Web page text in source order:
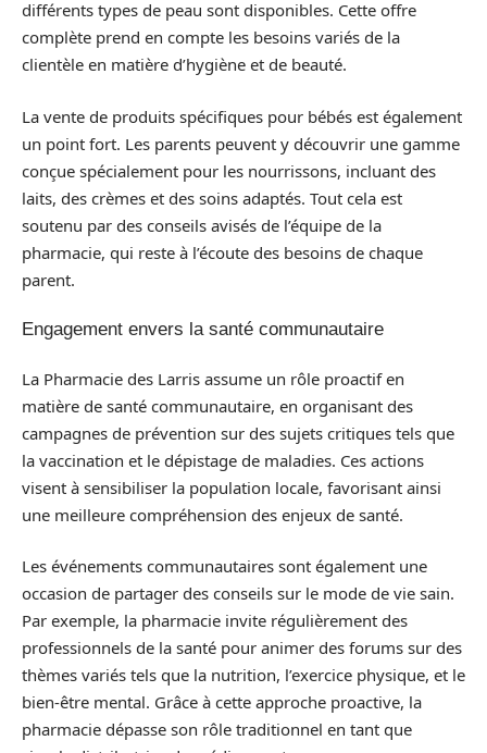
différents types de peau sont disponibles. Cette offre
complète prend en compte les besoins variés de la
clientèle en matière d’hygiène et de beauté.
La vente de produits spécifiques pour bébés est également
un point fort. Les parents peuvent y découvrir une gamme
conçue spécialement pour les nourrissons, incluant des
laits, des crèmes et des soins adaptés. Tout cela est
soutenu par des conseils avisés de l’équipe de la
pharmacie, qui reste à l’écoute des besoins de chaque
parent.
Engagement envers la santé communautaire
La Pharmacie des Larris assume un rôle proactif en
matière de santé communautaire, en organisant des
campagnes de prévention sur des sujets critiques tels que
la vaccination et le dépistage de maladies. Ces actions
visent à sensibiliser la population locale, favorisant ainsi
une meilleure compréhension des enjeux de santé.
Les événements communautaires sont également une
occasion de partager des conseils sur le mode de vie sain.
Par exemple, la pharmacie invite régulièrement des
professionnels de la santé pour animer des forums sur des
thèmes variés tels que la nutrition, l’exercice physique, et le
bien-être mental. Grâce à cette approche proactive, la
pharmacie dépasse son rôle traditionnel en tant que